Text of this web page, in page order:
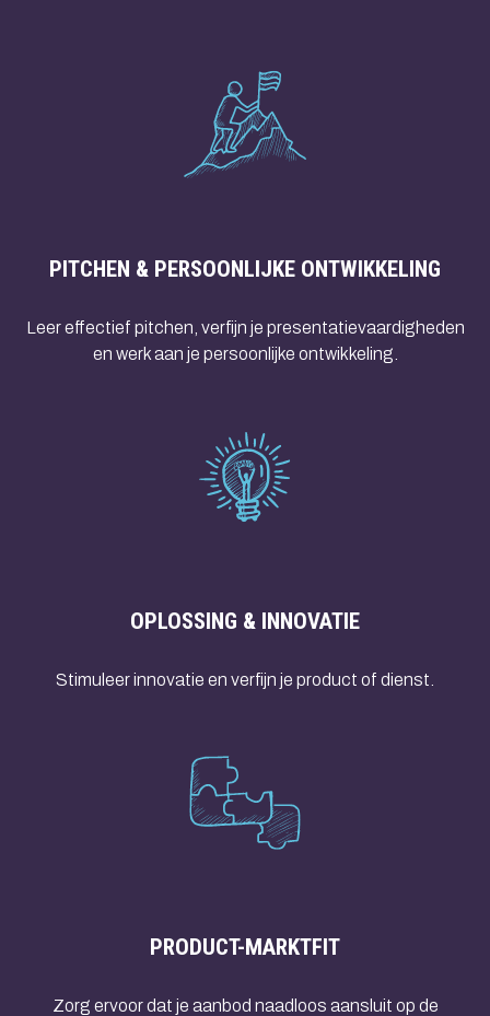
PITCHEN & PERSOONLIJKE ONTWIKKELING
Leer effectief pitchen, verfijn je presentatievaardigheden
en werk aan je persoonlijke ontwikkeling.
OPLOSSING & INNOVATIE
Stimuleer innovatie en verfijn je product of dienst.
PRODUCT-MARKTFIT
Zorg ervoor dat je aanbod naadloos aansluit op de